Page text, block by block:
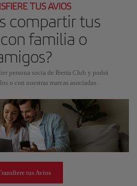
TUS AVIOS
compartir tus
familia o
persona socia de Iberia Club y podrá
o con nuestras marcas asociadas.
tus Avios